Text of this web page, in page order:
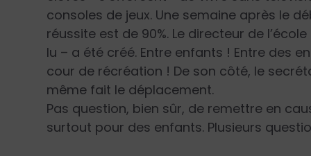
consoles de jeux. Une semaine après le
réussite est de 90%. Le directeur de
lu – a été créé. Entre enfants ! Entre des
cour de récréation ! De son côté, le
même fait le déplacement.
Pas question, bien sûr, de remettre en
surtout pour des enfants. Plusieurs